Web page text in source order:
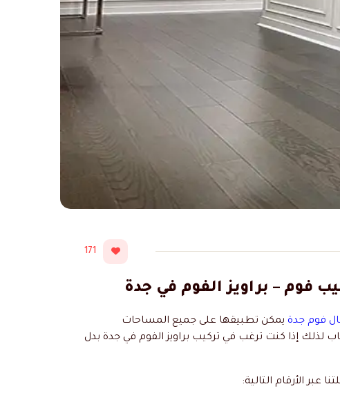
171
فوم جدة يمكن تطبيقها على جميع المساحات
لذلك إذا كنت ترغب في تركيب براويز الفوم في جدة بدل
عبر الأرقام التالية: